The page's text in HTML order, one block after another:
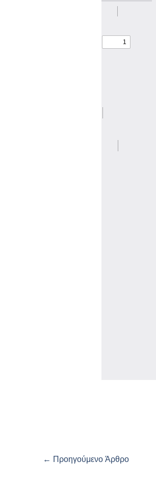
← Προηγούμενο Άρθρο